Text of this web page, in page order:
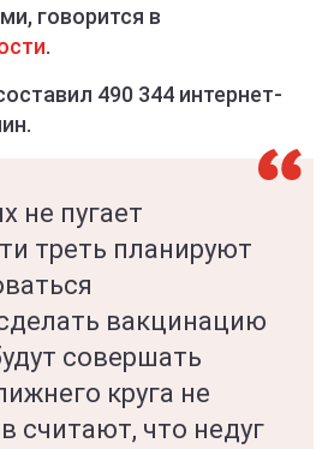
говорится в
.
490 344 интернет-
не пугает
треть планируют
вакцинацию
совершать
круга не
считают, что недуг